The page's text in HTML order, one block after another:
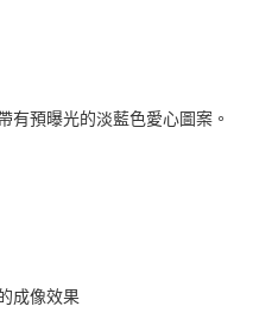
彰化商業銀行
星展（台灣）商業銀行
遠東國際商業銀行
永豐商業銀行
有預曝光的淡藍色愛心圖案。
成像效果